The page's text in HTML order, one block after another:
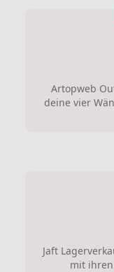
Artopweb
deine vier
Jaft
mit